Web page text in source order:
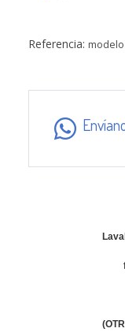
Referencia: